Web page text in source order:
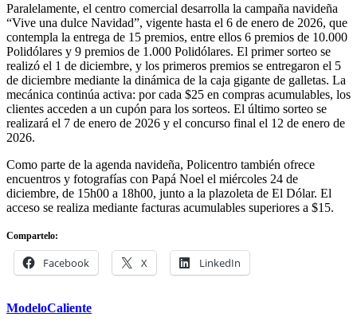
Paralelamente, el centro comercial desarrolla la campaña navideña
“Vive una dulce Navidad”, vigente hasta el 6 de enero de 2026, que
contempla la entrega de 15 premios, entre ellos 6 premios de 10.000
Polidólares y 9 premios de 1.000 Polidólares. El primer sorteo se
realizó el 1 de diciembre, y los primeros premios se entregaron el 5
de diciembre mediante la dinámica de la caja gigante de galletas. La
mecánica continúa activa: por cada $25 en compras acumulables, los
clientes acceden a un cupón para los sorteos. El último sorteo se
realizará el 7 de enero de 2026 y el concurso final el 12 de enero de
2026.
Como parte de la agenda navideña, Policentro también ofrece
encuentros y fotografías con Papá Noel el miércoles 24 de
diciembre, de 15h00 a 18h00, junto a la plazoleta de El Dólar. El
acceso se realiza mediante facturas acumulables superiores a $15.
Compartelo:
Facebook X LinkedIn
ModeloCaliente